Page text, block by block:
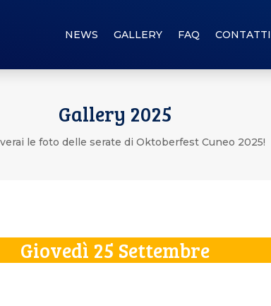
NEWS GALLERY FAQ CONTATTI
Gallery 2025
le foto delle serate di Oktoberfest Cuneo 2025!
Giovedì 25 Settembre